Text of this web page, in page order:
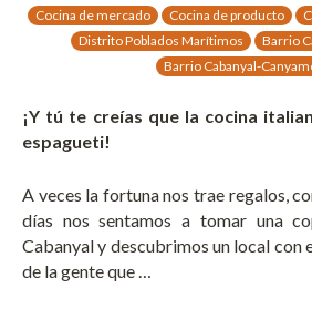
Cocina de mercado Cocina de producto
Distrito Poblados Marítimos
Barrio
Barrio Cabanyal-
¡Y tú te creías que la cocina
espagueti!
A veces la fortuna nos trae regalos,
días nos sentamos a tomar una
Cabanyal y descubrimos un local con
de la gente que …